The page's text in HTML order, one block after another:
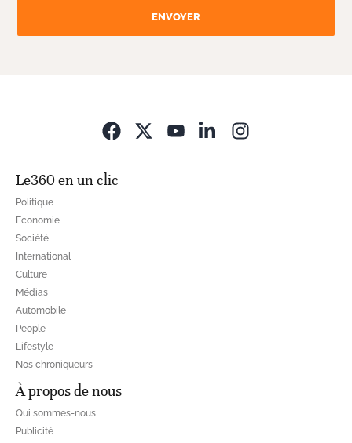
ENVOYER
Le360 en un clic
Politique
Economie
Société
International
Culture
Médias
Automobile
People
Lifestyle
Nos chroniqueurs
À propos de nous
Qui sommes-nous
Publicité